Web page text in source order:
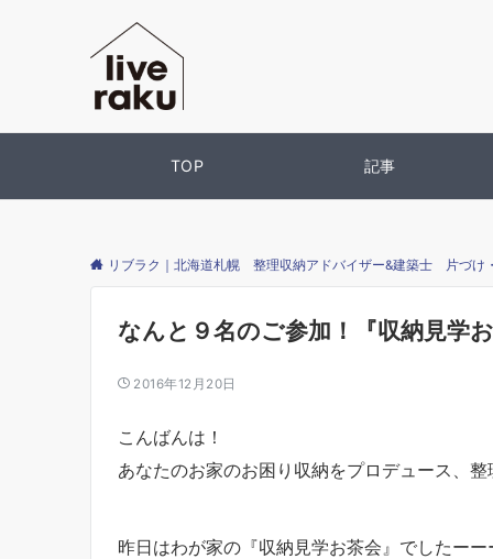
TOP 記事
リブラク｜北海道札幌 整理収納アドバイザー&建築士 片づけ
なんと９名のご参加！『収納見学
2016年12月20日
こんばんは！
あなたのお家のお困り収納をプロデュース、
昨日はわが家の『収納見学お茶会』でしたー